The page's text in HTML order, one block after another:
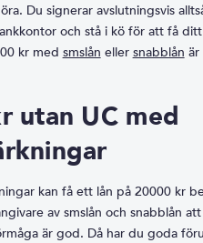
Du signerar avslutningsvis
och stå i kö för att få
kr med smslån eller snabblån
utan UC med
kan få ett lån på 20000 kr
av smslån och snabblån
är god. Då har du goda